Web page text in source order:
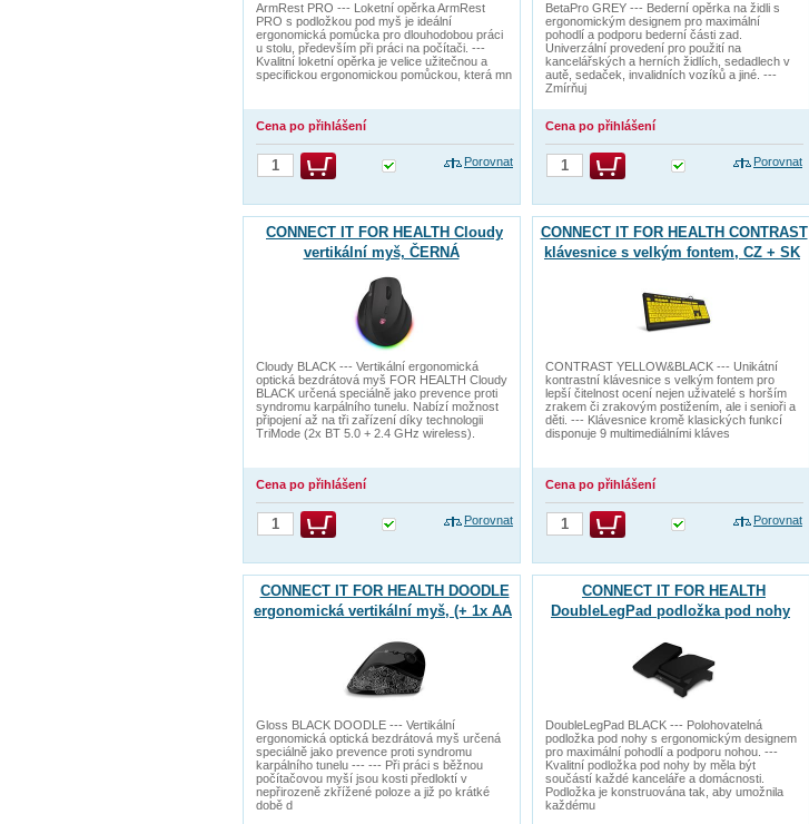
ArmRest PRO --- Loketní opěrka ArmRest
PRO s podložkou pod myš je ideální
ergonomická pomůcka pro dlouhodobou práci
u stolu, především při práci na počítači. ---
Kvalitní loketní opěrka je velice užitečnou a
specifickou ergonomickou pomůckou, která mn
Cena po přihlášení
Porovnat
BetaPro GREY --- Bederní opěrka na židli s
ergonomickým designem pro maximální
pohodlí a podporu bederní části zad.
Univerzální provedení pro použití na
kancelářských a herních židlích, sedadlech v
autě, sedaček, invalidních vozíků a jiné. ---
Zmírňuj
Cena po přihlášení
Porovnat
CONNECT IT FOR HEALTH Cloudy
vertikální myš, ČERNÁ
Cloudy BLACK --- Vertikální ergonomická
optická bezdrátová myš FOR HEALTH Cloudy
BLACK určená speciálně jako prevence proti
syndromu karpálního tunelu. Nabízí možnost
připojení až na tři zařízení díky technologii
TriMode (2x BT 5.0 + 2.4 GHz wireless).
Cena po přihlášení
Porovnat
CONNECT IT FOR HEALTH CONTRAST
klávesnice s velkým fontem, CZ + SK
CONTRAST YELLOW&BLACK --- Unikátní
kontrastní klávesnice s velkým fontem pro
lepší čitelnost ocení nejen uživatelé s horším
zrakem či zrakovým postižením, ale i senioři a
děti. --- Klávesnice kromě klasických funkcí
disponuje 9 multimediálními kláves
Cena po přihlášení
Porovnat
CONNECT IT FOR HEALTH DOODLE
ergonomická vertikální myš, (+ 1x AA
Gloss BLACK DOODLE --- Vertikální
ergonomická optická bezdrátová myš určená
speciálně jako prevence proti syndromu
karpálního tunelu --- --- Při práci s běžnou
počítačovou myší jsou kosti předloktí v
nepřirozeně zkřížené poloze a již po krátké
době d
CONNECT IT FOR HEALTH
DoubleLegPad podložka pod nohy
DoubleLegPad BLACK --- Polohovatelná
podložka pod nohy s ergonomickým designem
pro maximální pohodlí a podporu nohou. ---
Kvalitní podložka pod nohy by měla být
součástí každé kanceláře a domácnosti.
Podložka je konstruována tak, aby umožnila
každému